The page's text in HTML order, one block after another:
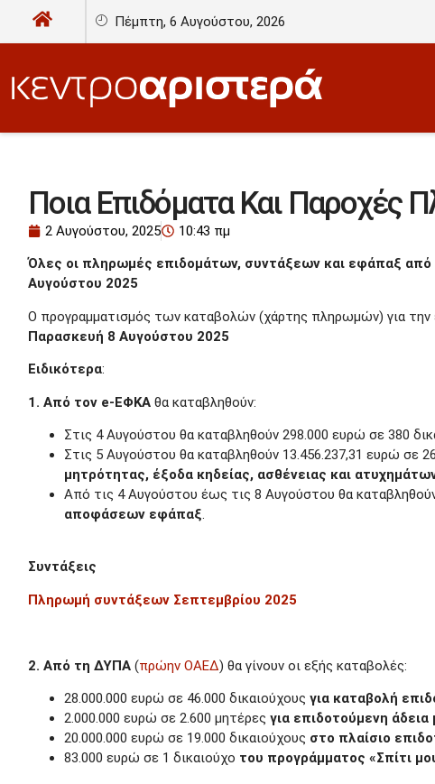
Πέμπτη, 6 Αυγούστου, 2026
Ποια Επιδόματα Και Παροχές
2 Αυγούστου, 2025 10:43 πμ
Όλες οι πληρωμές επιδομάτων, συντάξεων και εφάπαξ
Αυγούστου 2025
Ο προγραμματισμός των καταβολών (χάρτης πληρωμών) για την
Παρασκευή 8 Αυγούστου 2025
Ειδικότερα:
1. Από τον e-ΕΦΚΑθα καταβληθούν:
Στις 4 Αυγούστου θα καταβληθούν 298.000 ευρώ σε 380
Στις 5 Αυγούστου θα καταβληθούν 13.456.237,31 ευρώ σε
μητρότητας, έξοδα κηδείας, ασθένειας και
Από τις 4 Αυγούστου έως τις 8 Αυγούστου θα
αποφάσεων εφάπαξ.
Συντάξεις
Πληρωμή συντάξεων Σεπτεμβρίου 2025
2. Από τη ΔΥΠΑ(πρώην ΟΑΕΔ) θα γίνουν οι εξής καταβολές:
28.000.000 ευρώ σε 46.000 δικαιούχους για καταβολή
2.000.000 ευρώ σε 2.600 μητέρες για επιδοτούμενη
20.000.000 ευρώ σε 19.000 δικαιούχους στο πλαίσιο
83.000 ευρώ σε 1 δικαιούχο του προγράμματος «Σπίτι